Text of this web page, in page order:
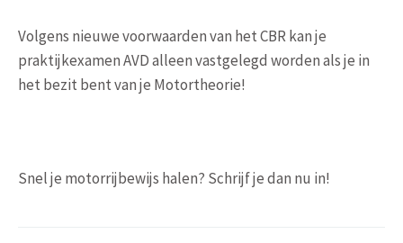
Volgens nieuwe voorwaarden van het CBR kan je
praktijkexamen AVD alleen vastgelegd worden als je in
het bezit bent van je Motortheorie!
Snel je motorrijbewijs halen? Schrijf je dan nu in!